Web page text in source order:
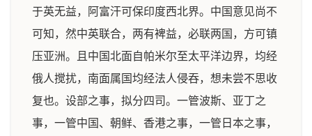
于英无益，阿富汗可保印度西北界。中国意见尚不
可知，然中英联合，两有裨益，必联两国，方可镇
压亚洲。且中国北面自帕米尔至太平洋边界，均经
俄人搅扰，南面属国均经法人侵吞，想未尝不思收
复也。设部之事，拟分四司。一管波斯、亚丁之
事，一管中国、朝鲜、香港之事，一管日本之事，